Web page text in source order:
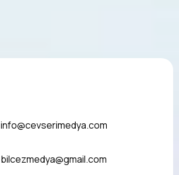
info@cevserimedya.com
bilcezmedya@gmail.com